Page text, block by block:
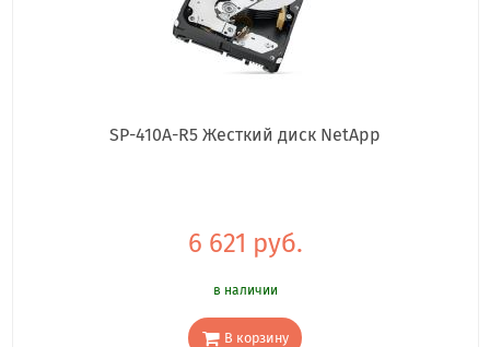
SP-410A-R5 Жесткий диск NetApp
6 621 руб.
в наличии
В корзину